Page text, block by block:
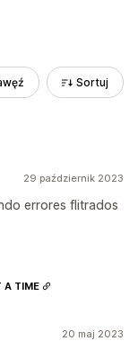
Sortuj
29 październik 2023
errores flitrados
20 maj 2023
A TIME